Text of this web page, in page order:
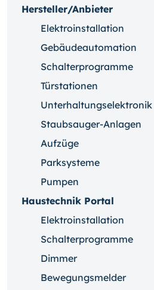
Hersteller/Anbieter
Elektroinstallation
Gebäudeautomation
Schalterprogramme
Türstationen
Unterhaltungselektronik
Staubsauger-Anlagen
Aufzüge
Parksysteme
Pumpen
Haustechnik Portal
Elektroinstallation
Schalterprogramme
Dimmer
Bewegungsmelder